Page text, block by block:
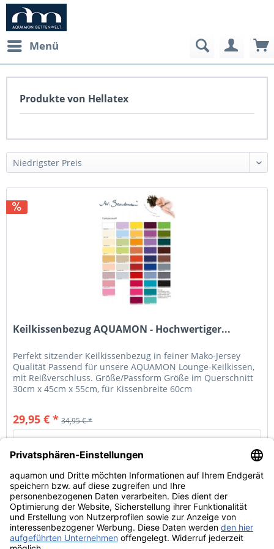
Menü
Produkte von Hellatex
Keilkissenbezug AQUAMON - Hochwertiger...
Perfekt sitzender Keilkissenbezug in feiner Mako-Jersey
Qualität Passend für unsere AQUAMON Lounge-Keilkissen,
mit Reißverschluss. Größe/Passform Größe im Querschnitt
30cm x 45cm x 55cm, für Kissenbreite 60cm
29,95 € * 34,95 € *
Service Hotline
Shop Service